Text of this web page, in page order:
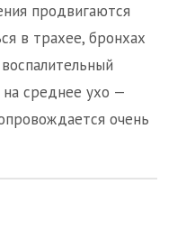
продвигаются
в трахее, бронхах
на среднее ухо —
очень